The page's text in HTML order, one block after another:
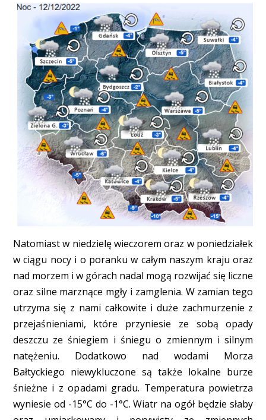
Natomiast w niedzielę wieczorem oraz w poniedziałek
w ciągu nocy i o poranku w całym naszym kraju oraz
nad morzem i w górach nadal mogą rozwijać się liczne
oraz silne marznące mgły i zamglenia. W zamian tego
utrzyma się z nami całkowite i duże zachmurzenie z
przejaśnieniami, które przyniesie ze sobą opady
deszczu ze śniegiem i śniegu o zmiennym i silnym
natężeniu. Dodatkowo nad wodami Morza
Bałtyckiego niewykluczone są także lokalne burze
śnieżne i z opadami gradu. Temperatura powietrza
wyniesie od -15°C do -1°C. Wiatr na ogół będzie słaby